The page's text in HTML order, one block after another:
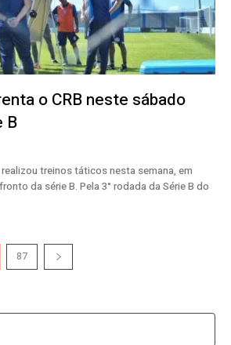
o CRB neste sábado
B
treinos táticos nesta semana, em
3° rodada da Série B do
87